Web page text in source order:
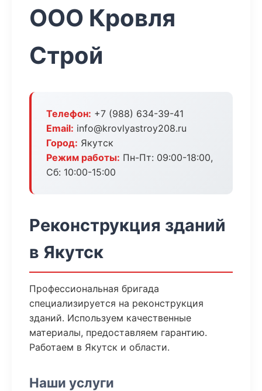
ООО Кровля
Строй
Телефон: +7 (988) 634-39-41
Email: info@krovlyastroy208.ru
Город: Якутск
Режим работы: Пн-Пт: 09:00-18:00,
Сб: 10:00-15:00
Реконструкция зданий
в Якутск
Профессиональная бригада
специализируется на реконструкция
зданий. Используем качественные
материалы, предоставляем гарантию.
Работаем в Якутск и области.
Наши услуги